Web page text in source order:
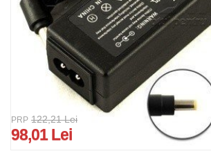
PRP 122,21 Lei
98,01 Lei